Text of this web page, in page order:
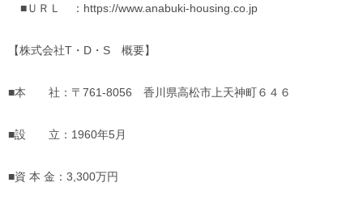
■ＵＲＬ ： https://www.anabuki-housing.co.jp
【株式会社T・D・S 概要】
■本 社：〒761-8056 香川県高松市上天神町６４６
■設 立：1960年5月
■資 本 金：3,300万円